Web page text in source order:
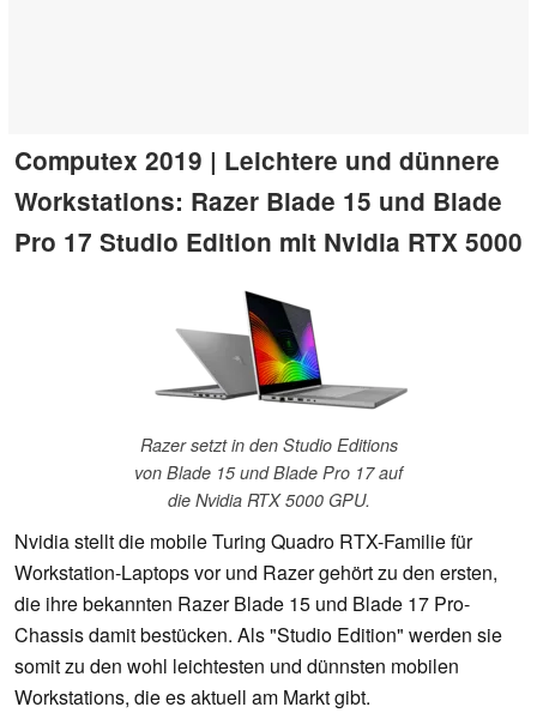
Computex 2019 | Leichtere und dünnere
Workstations: Razer Blade 15 und Blade
Pro 17 Studio Edition mit Nvidia RTX 5000
Razer setzt in den Studio Editions
von Blade 15 und Blade Pro 17 auf
die Nvidia RTX 5000 GPU.
Nvidia stellt die mobile Turing Quadro RTX-Familie für
Workstation-Laptops vor und Razer gehört zu den ersten,
die ihre bekannten Razer Blade 15 und Blade 17 Pro-
Chassis damit bestücken. Als "Studio Edition" werden sie
somit zu den wohl leichtesten und dünnsten mobilen
Workstations, die es aktuell am Markt gibt.